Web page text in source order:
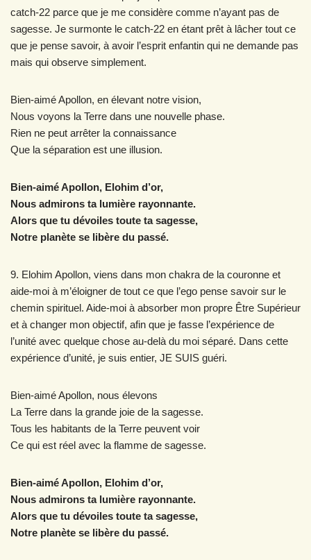
catch-22 parce que je me considère comme n’ayant pas de
sagesse. Je surmonte le catch-22 en étant prêt à lâcher tout ce
que je pense savoir, à avoir l’esprit enfantin qui ne demande pas
mais qui observe simplement.
Bien-aimé Apollon, en élevant notre vision,
Nous voyons la Terre dans une nouvelle phase.
Rien ne peut arrêter la connaissance
Que la séparation est une illusion.
Bien-aimé Apollon, Elohim d’or,
Nous admirons ta lumière rayonnante.
Alors que tu dévoiles toute ta sagesse,
Notre planète se libère du passé.
9. Elohim Apollon, viens dans mon chakra de la couronne et
aide-moi à m’éloigner de tout ce que l’ego pense savoir sur le
chemin spirituel. Aide-moi à absorber mon propre Être Supérieur
et à changer mon objectif, afin que je fasse l’expérience de
l’unité avec quelque chose au-delà du moi séparé. Dans cette
expérience d’unité, je suis entier, JE SUIS guéri.
Bien-aimé Apollon, nous élevons
La Terre dans la grande joie de la sagesse.
Tous les habitants de la Terre peuvent voir
Ce qui est réel avec la flamme de sagesse.
Bien-aimé Apollon, Elohim d’or,
Nous admirons ta lumière rayonnante.
Alors que tu dévoiles toute ta sagesse,
Notre planète se libère du passé.